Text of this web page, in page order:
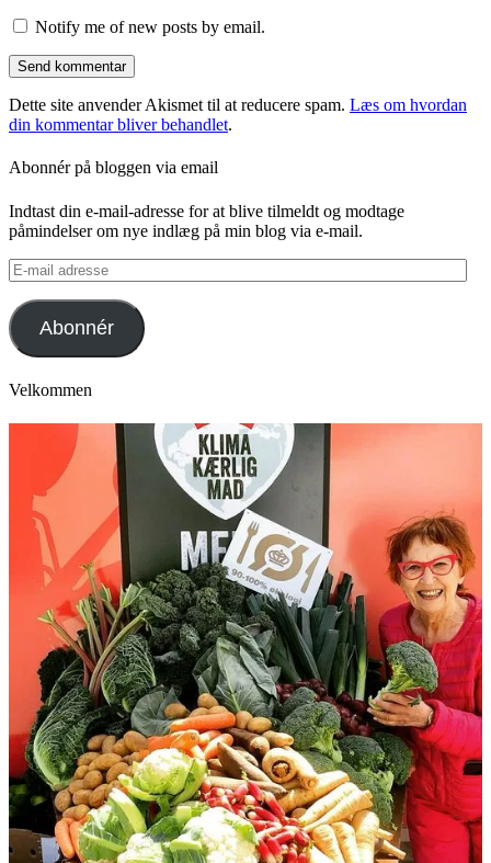
Notify me of new posts by email.
Dette site anvender Akismet til at reducere spam. Læs om hvordan
din kommentar bliver behandlet.
Abonnér på bloggen via email
Indtast din e-mail-adresse for at blive tilmeldt og modtage
påmindelser om nye indlæg på min blog via e-mail.
E-
mail
adresse
Abonnér
Velkommen